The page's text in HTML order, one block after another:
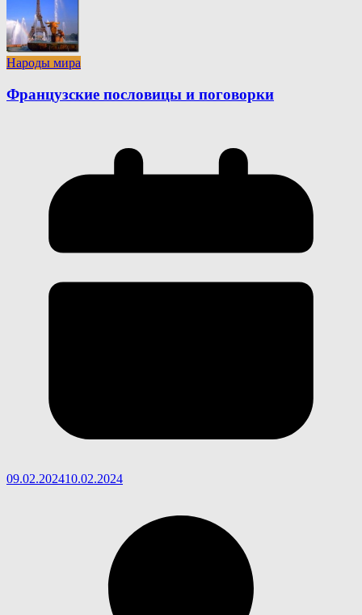
Народы мира
Французские пословицы и поговорки
09.02.202410.02.2024